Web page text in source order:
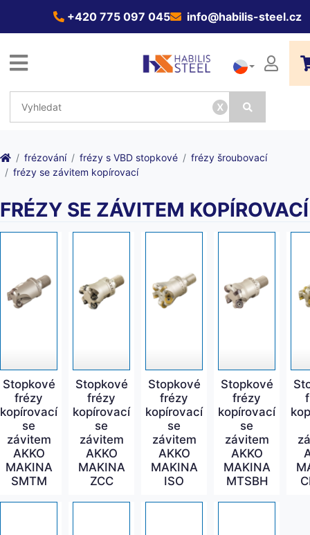
+420 775 097 045 info@habilis-steel.cz
x
frézování frézy s VBD stopkové
frézy šroubovací
frézy se závitem kopírovací
FRÉZY SE ZÁVITEM KOPÍROVACÍ
Stopkové
frézy
kopírovací
se
závitem
AKKO
MAKINA
SMTM
Stopkové
frézy
kopírovací
se
závitem
AKKO
MAKINA
ZCC
Stopkové
frézy
kopírovací
se
závitem
AKKO
MAKINA
ISO
Stopkové
frézy
kopírovací
se
závitem
AKKO
MAKINA
MTSBH